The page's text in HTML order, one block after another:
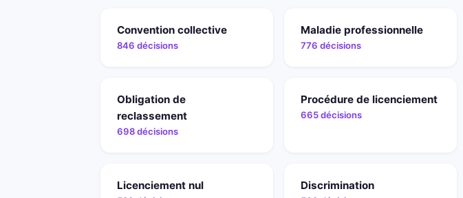
Convention collective
846 décisions
Maladie professionnelle
776 décisions
Obligation de
reclassement
698 décisions
Procédure de licenciement
665 décisions
Licenciement nul Discrimination